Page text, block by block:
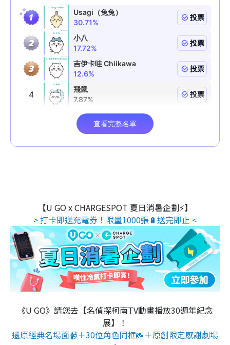
【U GO x CHARGESPOT 夏日消暑企劃⚡】
> 打卡即送充電券！限量1000張🔋送完即止 <
《U GO》請您去【名偵探柯南TV動畫播放30週年紀念
展】！
還原經典名場面📹＋30位角色同框📸＋原創限定感謝劇場